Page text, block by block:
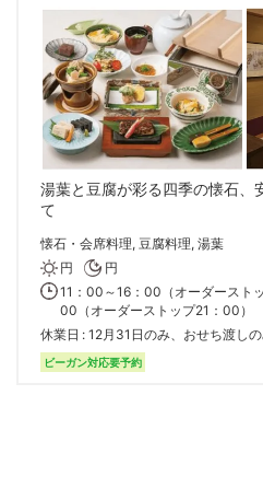
湯葉と豆腐が彩る四季の懐石、
て
懐石・会席料理, 豆腐料理, 湯葉
円
円
11：00～16：00（オーダースト
00（オーダーストップ21：00）
休業日
12月31日のみ、おせち渡し
ビーガン対応要予約